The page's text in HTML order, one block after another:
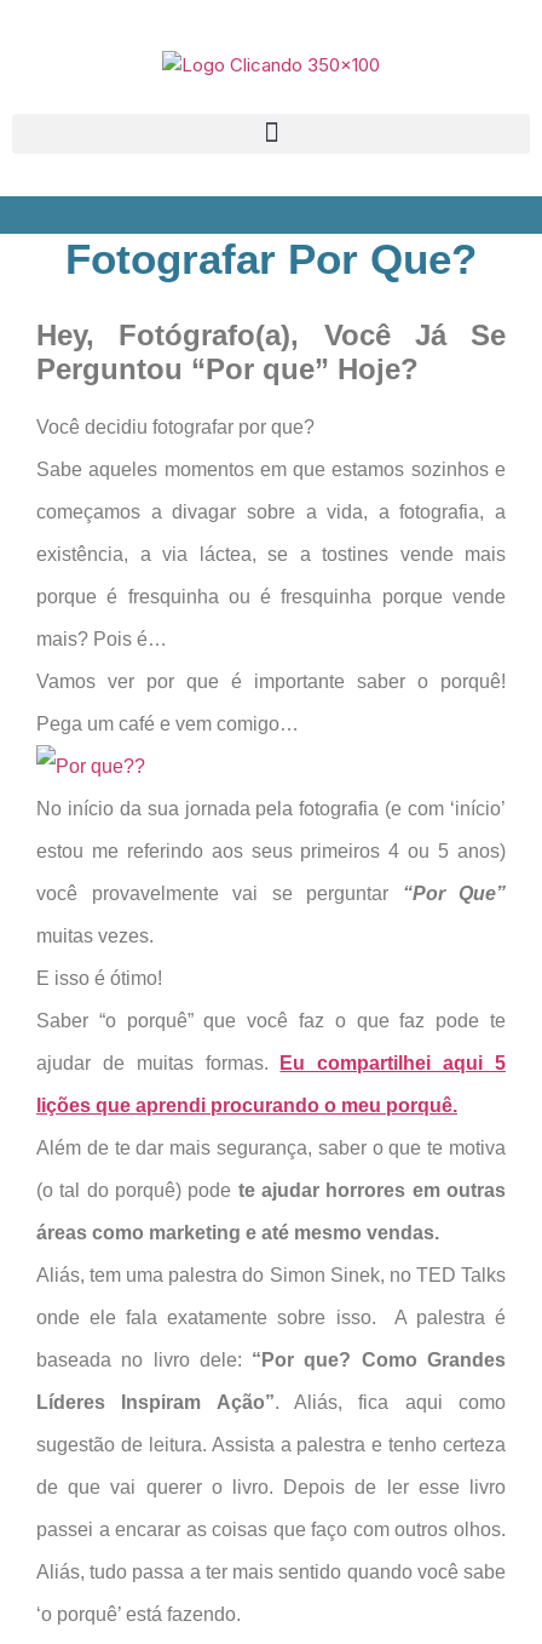
Fotografar Por Que?
Hey, Fotógrafo(a), Você Já Se
Perguntou “Por que” Hoje?
Você decidiu fotografar por que?
Sabe aqueles momentos em que estamos sozinhos e
começamos a divagar sobre a vida, a fotografia, a
existência, a via láctea, se a tostines vende mais
porque é fresquinha ou é fresquinha porque vende
mais? Pois é…
Vamos ver por que é importante saber o porquê!
Pega um café e vem comigo…
No início da sua jornada pela fotografia (e com ‘início’
estou me referindo aos seus primeiros 4 ou 5 anos)
você provavelmente vai se perguntar “Por Que”
muitas vezes.
E isso é ótimo!
Saber “o porquê” que você faz o que faz pode te
ajudar de muitas formas. Eu compartilhei aqui 5
lições que aprendi procurando o meu porquê.
Além de te dar mais segurança, saber o que te motiva
(o tal do porquê) pode te ajudar horrores em outras
áreas como marketing e até mesmo vendas.
Aliás, tem uma palestra do Simon Sinek, no TED Talks
onde ele fala exatamente sobre isso. A palestra é
baseada no livro dele: “Por que? Como Grandes
Líderes Inspiram Ação”. Aliás, fica aqui como
sugestão de leitura. Assista a palestra e tenho certeza
de que vai querer o livro. Depois de ler esse livro
passei a encarar as coisas que faço com outros olhos.
Aliás, tudo passa a ter mais sentido quando você sabe
‘o porquê’ está fazendo.